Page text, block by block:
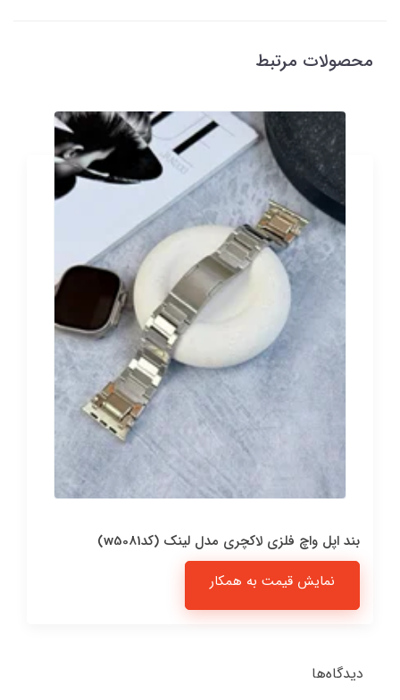
محصولات مرتبط
بند اپل واچ فلزی لاکچری مدل لینک (کدw5081)
نمایش قیمت به همکار
دیدگاه‌ها